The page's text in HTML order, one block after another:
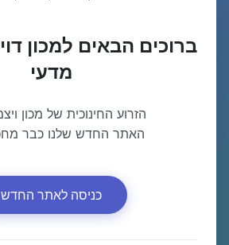
ברוכים הבאים למכון
מדעי
הזרוע החינוכית של מכון
האתר החדש שלנו כבר
כניסה לאתר החדש